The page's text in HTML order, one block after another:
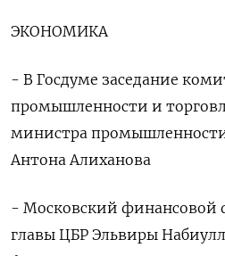
ЭКОНОМИКА
- В Госдуме заседание
промышленности и
министра
Антона Алиханова
- Московский финансовой
главы ЦБР Эльвиры